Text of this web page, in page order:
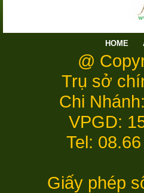
HOME
@
Trụ sở
Chi
VPGD:
Tel:
Giấy phép